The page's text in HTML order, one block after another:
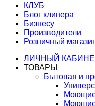
КЛУБ
Блог клинера
Бизнесу
Производители
Розничный
ЛИЧНЫЙ
ТОВАРЫ
Бытовая и
Моющие
Моющие